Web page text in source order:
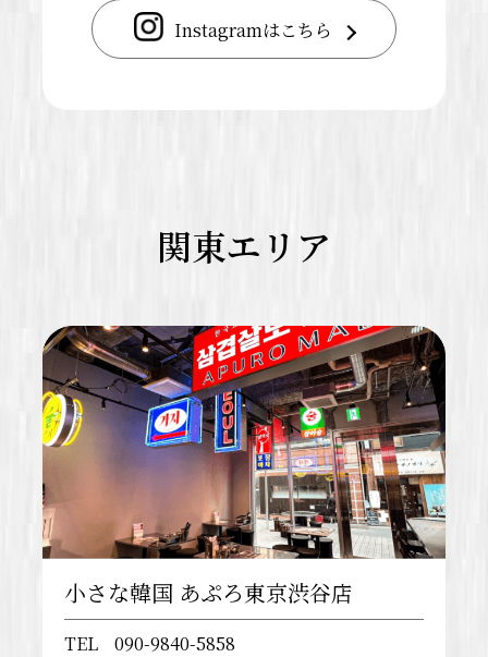
Instagramはこちら
関東エリア
小さな韓国 あぷろ東京渋谷店
TEL
090-9840-5858